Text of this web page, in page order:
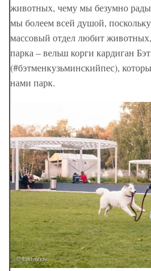
животных, чему мы безумно
мы болеем всей душой,
массовый отдел любит
парка – вельш корги кардиган
(#бэтменкузьминскийпес),
нами парк.